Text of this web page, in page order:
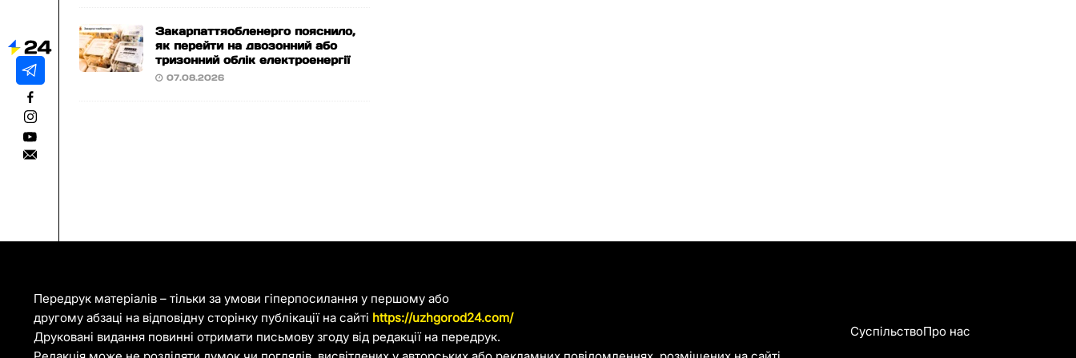
Закарпаттяобленерго пояснило,
як перейти на двозонний або
тризонний облік електроенергії
07.08.2026
Передрук матеріалів – тільки за умови гіперпосилання у першому або
другому абзаці на відповідну сторінку публікації на сайті https://uzhgorod24.com/
Друковані видання повинні отримати письмову згоду від редакції на передрук.
СуспільствоПро нас